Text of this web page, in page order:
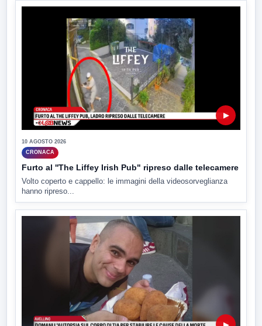
▶
10 AGOSTO 2026
CRONACA
Furto al ''The Liffey Irish Pub" ripreso dalle telecamere
Volto coperto e cappello: le immagini della videosorveglianza
hanno ripreso...